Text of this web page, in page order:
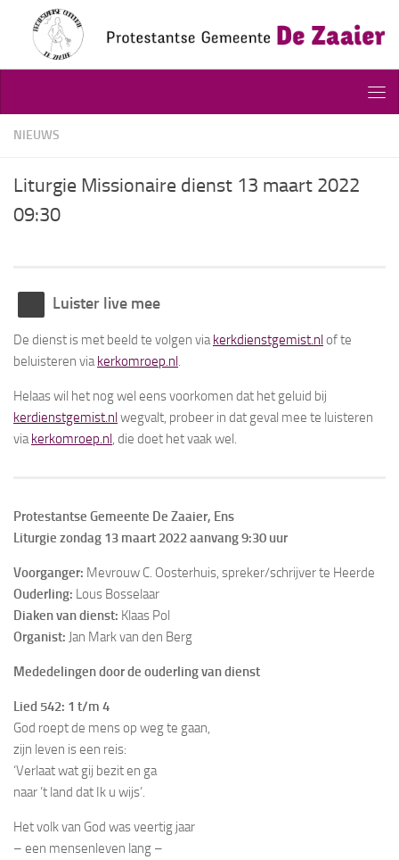
Doorgaan naar inhoud
NIEUWS
Liturgie Missionaire dienst 13 maart 2022
09:30
Luister live mee
De dienst is met beeld te volgen viakerkdienstgemist.nlof te
beluisteren viakerkomroep.nl.
Helaas wil het nog wel eens voorkomen dat het geluid bij
kerdienstgemist.nlwegvalt, probeer in dat geval mee te luisteren
viakerkomroep.nl, die doet het vaak wel.
Protestantse Gemeente De Zaaier, Ens
Liturgie zondag 13 maart 2022 aanvang 9:30 uur
Voorganger: Mevrouw C. Oosterhuis, spreker/schrijver te Heerde
Ouderling: Lous Bosselaar
Diaken van dienst: Klaas Pol
Organist: Jan Mark van den Berg
Mededelingen door de ouderling van dienst
Lied 542: 1 t/m 4
God roept de mens op weg te gaan,
zijn leven is een reis:
‘Verlaat wat gij bezit en ga
naar ’t land dat Ik u wijs’.
Het volk van God was veertig jaar
– een mensenleven lang –